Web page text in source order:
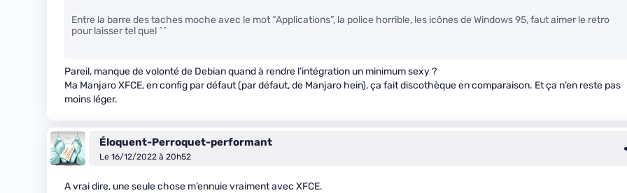
Entre la barre des taches moche avec le mot “Applications”, la police horrible, les icônes de Windows 95, faut aimer le retro
pour laisser tel quel ^^
Pareil, manque de volonté de Debian quand à rendre l’intégration un minimum sexy ?
Ma Manjaro XFCE, en config par défaut (par défaut, de Manjaro hein), ça fait discothèque en comparaison. Et ça n’en reste pas
moins léger.
Éloquent-Perroquet-performant
Le 16/12/2022 à 20h52
A vrai dire, une seule chose m’ennuie vraiment avec XFCE.